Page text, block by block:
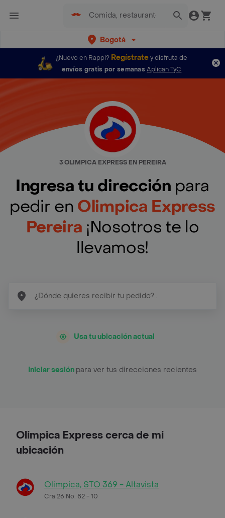
Bogotá
¿Nuevo en Rappi? Regístratey disfruta de
envíos gratis por semanas Aplican TyC
3 OLIMPICA EXPRESS EN PEREIRA
Ingresa tu dirección para
pedir en Olimpica Express
Pereira ¡Nosotros te lo
llevamos!
Usa tu ubicación actual
Iniciar sesión para ver tus direcciones recientes
Olimpica Express cerca de mi
ubicación
Olímpica, STO 369 - Altavista
Cra 26 No. 82 - 10